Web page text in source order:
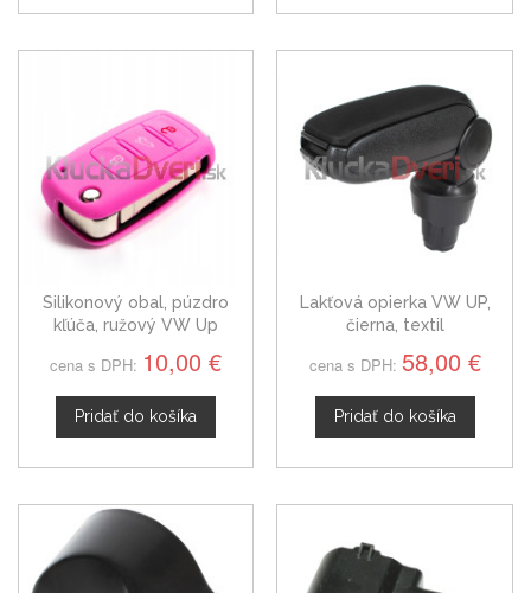
Silikonový obal, púzdro
kľúča, ružový VW Up
cena s DPH: 10,00 €
Pridať do košíka
Lakťová opierka VW UP,
čierna, textil
cena s DPH: 58,00 €
Pridať do košíka